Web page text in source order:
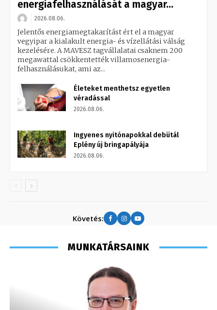
energiafelhasználását a magyar...
2026.08.06.
Jelentős energiamegtakarítást ért el a magyar
vegyipar a kialakult energia- és vízellátási válság
kezelésére. A MAVESZ tagvállalatai csaknem 200
megawattal csökkentették villamosenergia-
felhasználásukat, ami az...
Életeket menthetsz egyetlen
véradással
2026.08.06.
Ingyenes nyitónapokkal debütál
Eplény új bringapályája
2026.08.06.
Követés:
MUNKATÁRSAINK